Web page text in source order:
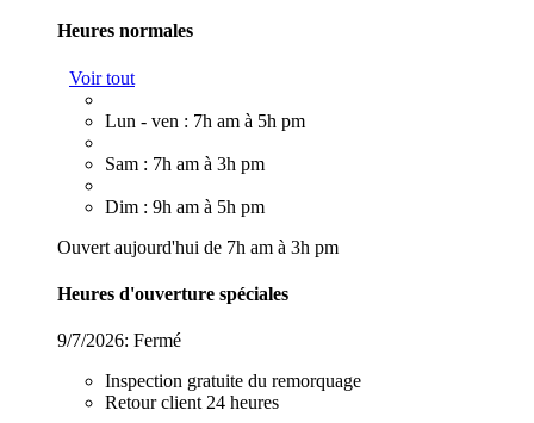
Heures normales
Voir tout
Lun - ven : 7h am à 5h pm
Sam : 7h am à 3h pm
Dim : 9h am à 5h pm
Ouvert aujourd'hui de 7h am à 3h pm
Heures d'ouverture spéciales
9/7/2026: Fermé
Inspection gratuite du remorquage
Retour client 24 heures